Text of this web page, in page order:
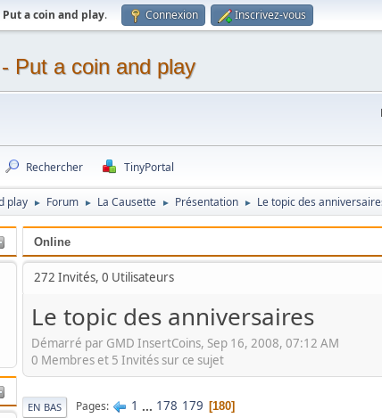
Put a coin and play. Connexion Inscrivez-vous
Put a coin and play
Rechercher TinyPortal
play ► Forum ► La Causette ► Présentation ► Le topic des
Online
272 Invités, 0 Utilisateurs
Le topic des anniversaires
Démarré par GMD InsertCoins, Sep 16, 2008, 07:12 AM
0 Membres et 5 Invités sur ce sujet
EN BAS Pages 1 ... 178 179 180